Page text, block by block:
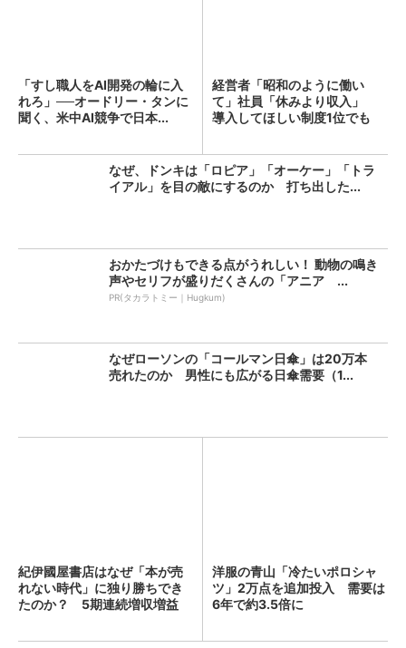
「すし職人をAI開発の輪に入
れろ」──オードリー・タンに
聞く、米中AI競争で日本...
経営者「昭和のように働い
て」社員「休みより収入」
導入してほしい制度1位でも
なぜ、ドンキは「ロピア」「オーケー」「トラ
イアル」を目の敵にするのか 打ち出した...
おかたづけもできる点がうれしい！ 動物の鳴き
声やセリフが盛りだくさんの「アニア ...
PR(タカラトミー｜Hugkum)
なぜローソンの「コールマン日傘」は20万本
売れたのか 男性にも広がる日傘需要（1...
紀伊國屋書店はなぜ「本が売
れない時代」に独り勝ちでき
たのか？ 5期連続増収増益
洋服の青山「冷たいポロシャ
ツ」2万点を追加投入 需要は
6年で約3.5倍に